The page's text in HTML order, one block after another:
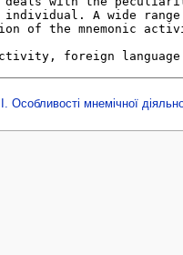
Особливості мнемічної